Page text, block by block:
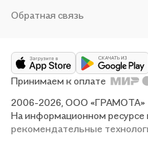
Обратная связь
2006-2026, ООО «ГРАМОТА»
На информационном ресурсе
рекомендательные
Принимаем к оплате